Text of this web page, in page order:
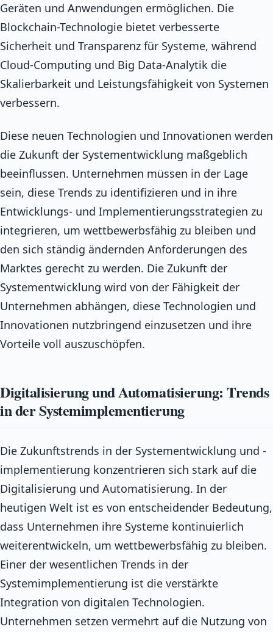
Geräten und Anwendungen ermöglichen. Die
Blockchain-Technologie bietet verbesserte
Sicherheit und Transparenz für Systeme, während
Cloud-Computing und Big Data-Analytik die
Skalierbarkeit und Leistungsfähigkeit von Systemen
verbessern.
Diese neuen Technologien und Innovationen werden
die Zukunft der Systementwicklung maßgeblich
beeinflussen. Unternehmen müssen in der Lage
sein, diese Trends zu identifizieren und in ihre
Entwicklungs- und Implementierungsstrategien zu
integrieren, um wettbewerbsfähig zu bleiben und
den sich ständig ändernden Anforderungen des
Marktes gerecht zu werden. Die Zukunft der
Systementwicklung wird von der Fähigkeit der
Unternehmen abhängen, diese Technologien und
Innovationen nutzbringend einzusetzen und ihre
Vorteile voll auszuschöpfen.
Digitalisierung und Automatisierung: Trends
in der Systemimplementierung
Die Zukunftstrends in der Systementwicklung und -
implementierung konzentrieren sich stark auf die
Digitalisierung und Automatisierung. In der
heutigen Welt ist es von entscheidender Bedeutung,
dass Unternehmen ihre Systeme kontinuierlich
weiterentwickeln, um wettbewerbsfähig zu bleiben.
Einer der wesentlichen Trends in der
Systemimplementierung ist die verstärkte
Integration von digitalen Technologien.
Unternehmen setzen vermehrt auf die Nutzung von